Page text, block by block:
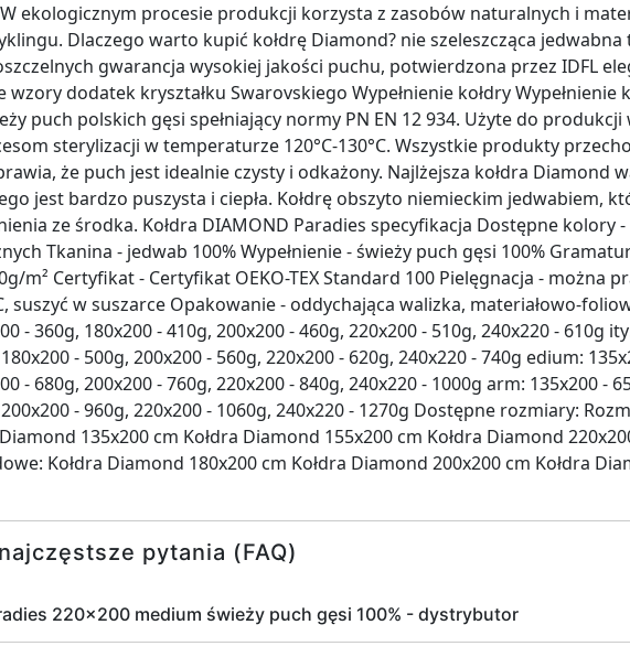
ekologicznym procesie produkcji korzysta z zasobów naturalnych i
Dlaczego warto kupić kołdrę Diamond? nie szeleszcząca jedwabna
gwarancja wysokiej jakości puchu, potwierdzona przez IDFL
dodatek kryształku Swarovskiego Wypełnienie kołdry Wypełnienie
puch polskich gęsi spełniający normy PN EN 12 934. Użyte do produkcji
sterylizacji w temperaturze 120°C-130°C. Wszystkie produkty
że puch jest idealnie czysty i odkażony. Najlżejsza kołdra Diamond
jest bardzo puszysta i ciepła. Kołdrę obszyto niemieckim jedwabiem,
ze środka. Kołdra DIAMOND Paradies specyfikacja Dostępne kolory
Tkanina - jedwab 100% Wypełnienie - świeży puch gęsi 100%
m² Certyfikat - Certyfikat OEKO-TEX Standard 100 Pielęgnacja - można
suszyć w suszarce Opakowanie - oddychająca walizka, materiałowo-
- 360g, 180x200 - 410g, 200x200 - 460g, 220x200 - 510g, 240x220 - 610g
- 500g, 200x200 - 560g, 220x200 - 620g, 240x220 - 740g edium:
- 680g, 200x200 - 760g, 220x200 - 840g, 240x220 - 1000g arm: 135x200 -
- 960g, 220x200 - 1060g, 240x220 - 1270g Dostępne rozmiary:
135x200 cm Kołdra Diamond 155x200 cm Kołdra Diamond
Kołdra Diamond 180x200 cm Kołdra Diamond 200x200 cm Kołdra
pytania (FAQ)
220x200 medium świeży puch gęsi 100% - dystrybutor